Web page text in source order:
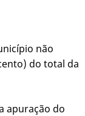
não
do total da
apuração do